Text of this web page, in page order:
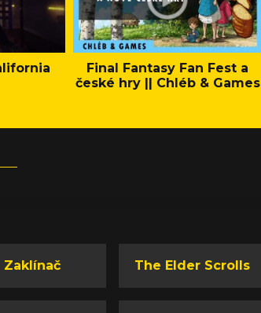
Final Fantasy Fan Fest a
české hry || Chléb & Games
Zaklínač The Elder Scrolls